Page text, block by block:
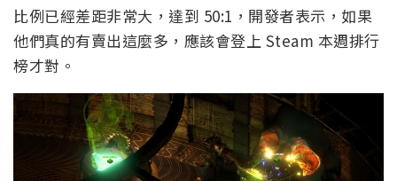
比例已經差距非常大，達到 50:1，開發者表示，如果
他們真的有賣出這麼多，應該會登上 Steam 本週排行
榜才對。